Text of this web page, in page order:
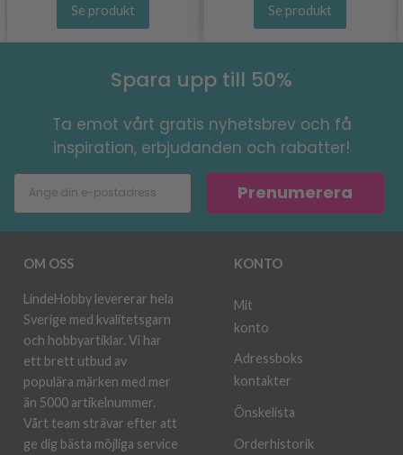
Se produkt Se produkt
Spara upp till 50%
Ta emot vårt gratis nyhetsbrev och få
inspiration, erbjudanden och rabatter!
Prenumerera
OM OSS
LindeHobby levererar hela
Sverige med kvalitetsgarn
och hobbyartiklar. Vi har
ett brett utbud av
populära märken med mer
än 5000 artikelnummer.
Vårt team strävar efter att
ge dig bästa möjliga service
KONTO
Mit
konto
Adressboks
kontakter
Önskelista
Orderhistorik